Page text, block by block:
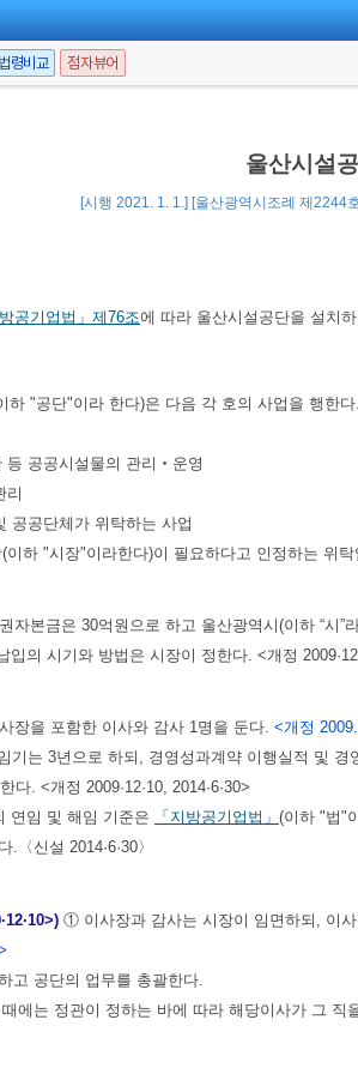
법령비교 점자뷰어
울산시설
[시행 2021. 1. 1.] [울산광역시조례 제2244
공기업법」 제76조에 따라 울산시설공단을 설치
하 "공단"이라 한다)은 다음 각 호의 사업을 행한다.
등 공공시설물의 관리‧운영
리
공공단체가 위탁하는 사업
이하 "시장"이라한다)이 필요하다고 인정하는 위탁
자본금은 30억원으로 하고 울산광역시(이하 “시”
의 시기와 방법은 시장이 정한다. <개정
장을 포함한 이사와 감사 1명을 둔다. <개정
는 3년으로 하되, 경영성과계약 이행실적 및
다. <개정 2009·12·10, 2014·6·30>
연임 및 해임 기준은
「지방공기업법」 (이하 "법"
〈신설 2014·6·30〉
① 이사장과 감사는 시장이 임면하되, 이
고 공단의 업무를 총괄한다.
에는 정관이 정하는 바에 따라 해당이사가 그 직